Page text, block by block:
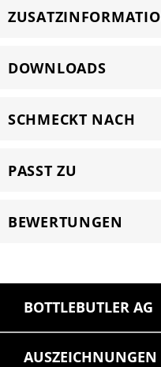
DOWNLOADS
SCHMECKT NACH
PASST ZU
BEWERTUNGEN
BOTTLEBUTLER AG
AUSZEICHNUNGEN